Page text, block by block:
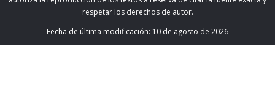
respetar los derechos de autor.
Fecha de última modificación: 10 de agosto de 2026